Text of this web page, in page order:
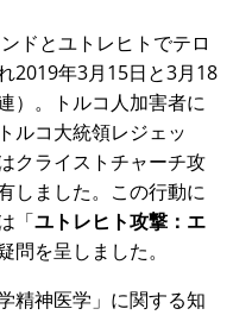
ドとユトレヒトでテロ
2019年3月15日と3月18
。トルコ人加害者に
ルコ大統領レジェッ
クライストチャーチ攻
しました。この行動に
ユトレヒト攻撃：エ
問を呈しました。
精神医学
に関する知